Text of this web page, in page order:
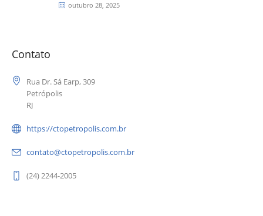
outubro 28, 2025
Contato
Rua Dr. Sá Earp, 309
Petrópolis
RJ
https://ctopetropolis.com.br
contato@ctopetropolis.com.br
(24) 2244-2005